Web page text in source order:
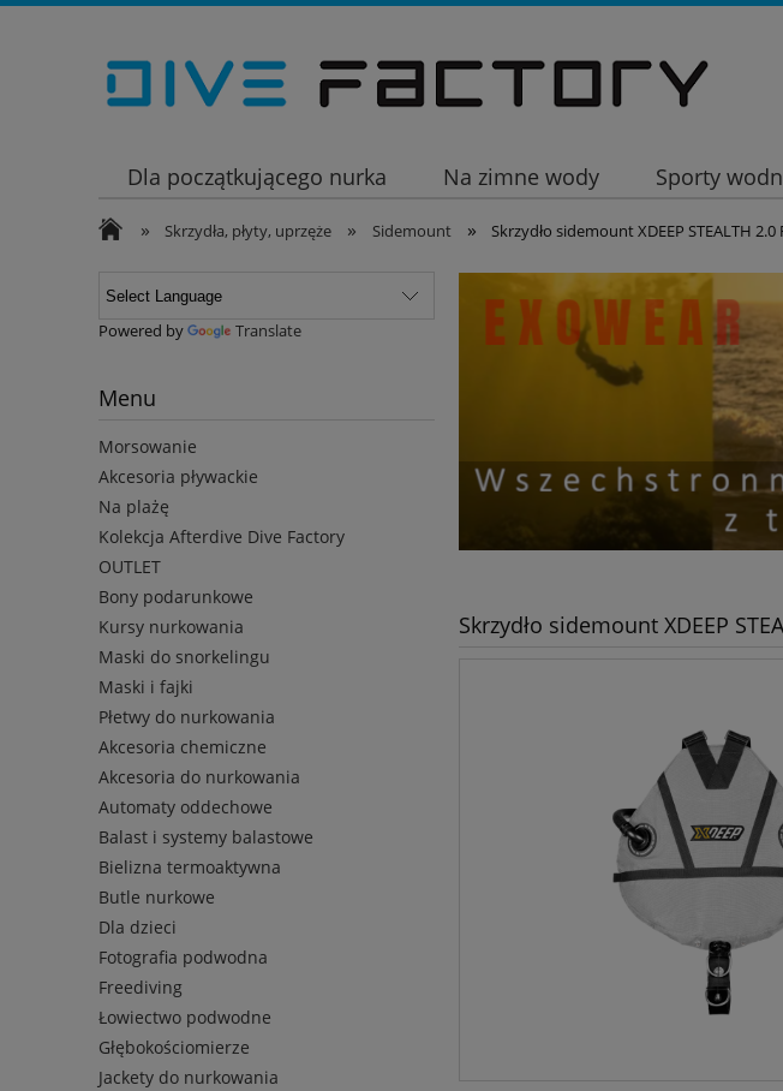
Dla początkującego nurka Na zimne wody Sporty
Wakacje
» Skrzydła, płyty, uprzęże » Sidemount » Skrzydło sidemount XDEEP STEALTH 2.0
Powered by Translate
Menu
Morsowanie
Akcesoria pływackie
Na plażę
Kolekcja Afterdive Dive Factory
OUTLET
Bony podarunkowe
Kursy nurkowania
Maski do snorkelingu
Maski i fajki
Płetwy do nurkowania
Akcesoria chemiczne
Akcesoria do nurkowania
Automaty oddechowe
Balast i systemy balastowe
Bielizna termoaktywna
Butle nurkowe
Dla dzieci
Fotografia podwodna
Freediving
Łowiectwo podwodne
Głębokościomierze
Jackety do nurkowania
Skrzydło sidemount XDEEP